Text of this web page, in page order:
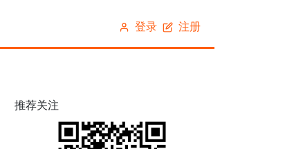
登录 注册
推荐关注